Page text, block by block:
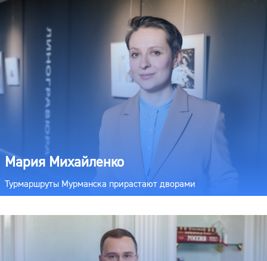
Мария Михайленко
Турмаршруты Мурманска прирастают дворами